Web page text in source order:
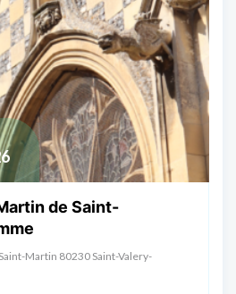
de Saint-
Martin 80230 Saint-Valery-